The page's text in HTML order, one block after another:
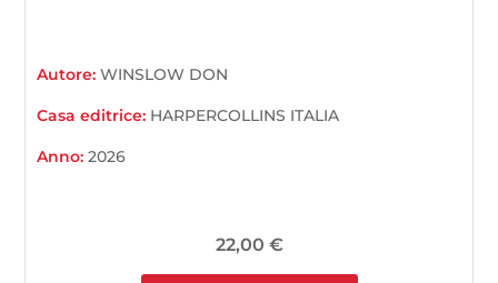
Autore:WINSLOW DON
Casa editrice: HARPERCOLLINS ITALIA
Anno:2026
22,00 €